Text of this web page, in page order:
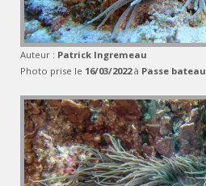
Auteur : Patrick Ingremeau
Photo prise le 16/03/2022à Passe bateau